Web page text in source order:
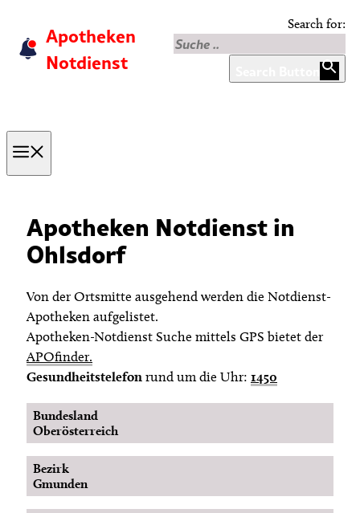
content
Apotheken
Notdienst
Search for:
Apotheken Notdienst in
Ohlsdorf
Von der Ortsmitte ausgehend werden die Notdienst-
Apotheken aufgelistet.
Apotheken-Notdienst Suche mittels GPS bietet der
APOfinder.
Gesundheitstelefon rund um die Uhr: 1450
Bundesland
Oberösterreich
Bezirk
Gmunden